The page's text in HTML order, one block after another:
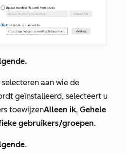
aan wie de
geïnstalleerd, selecteert u
toewijzenAlleen ik, Gehele
gebruikers/groepen.
.